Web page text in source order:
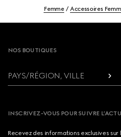
Femme Accessoires
NOS BOUTIQUES
PAYS/RÉGION, VILLE
INSCRIVEZ-VOUS POUR SUIVRE
Recevez des informations exclusives